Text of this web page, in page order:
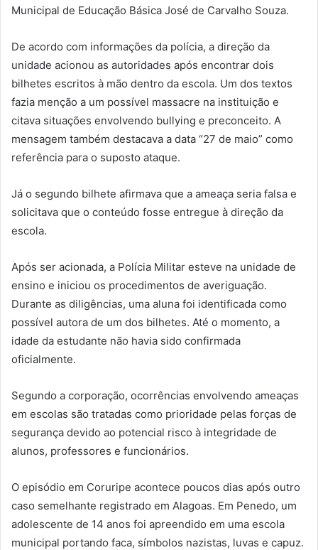
Municipal de Educação Básica José de Carvalho Souza.
De acordo com informações da polícia, a direção da
unidade acionou as autoridades após encontrar dois
bilhetes escritos à mão dentro da escola. Um dos textos
fazia menção a um possível massacre na instituição e
citava situações envolvendo bullying e preconceito. A
mensagem também destacava a data “27 de maio” como
referência para o suposto ataque.
Já o segundo bilhete afirmava que a ameaça seria falsa e
solicitava que o conteúdo fosse entregue à direção da
escola.
Após ser acionada, a Polícia Militar esteve na unidade de
ensino e iniciou os procedimentos de averiguação.
Durante as diligências, uma aluna foi identificada como
possível autora de um dos bilhetes. Até o momento, a
idade da estudante não havia sido confirmada
oficialmente.
Segundo a corporação, ocorrências envolvendo ameaças
em escolas são tratadas como prioridade pelas forças de
segurança devido ao potencial risco à integridade de
alunos, professores e funcionários.
O episódio em Coruripe acontece poucos dias após outro
caso semelhante registrado em Alagoas. Em Penedo, um
adolescente de 14 anos foi apreendido em uma escola
municipal portando faca, símbolos nazistas, luvas e capuz.